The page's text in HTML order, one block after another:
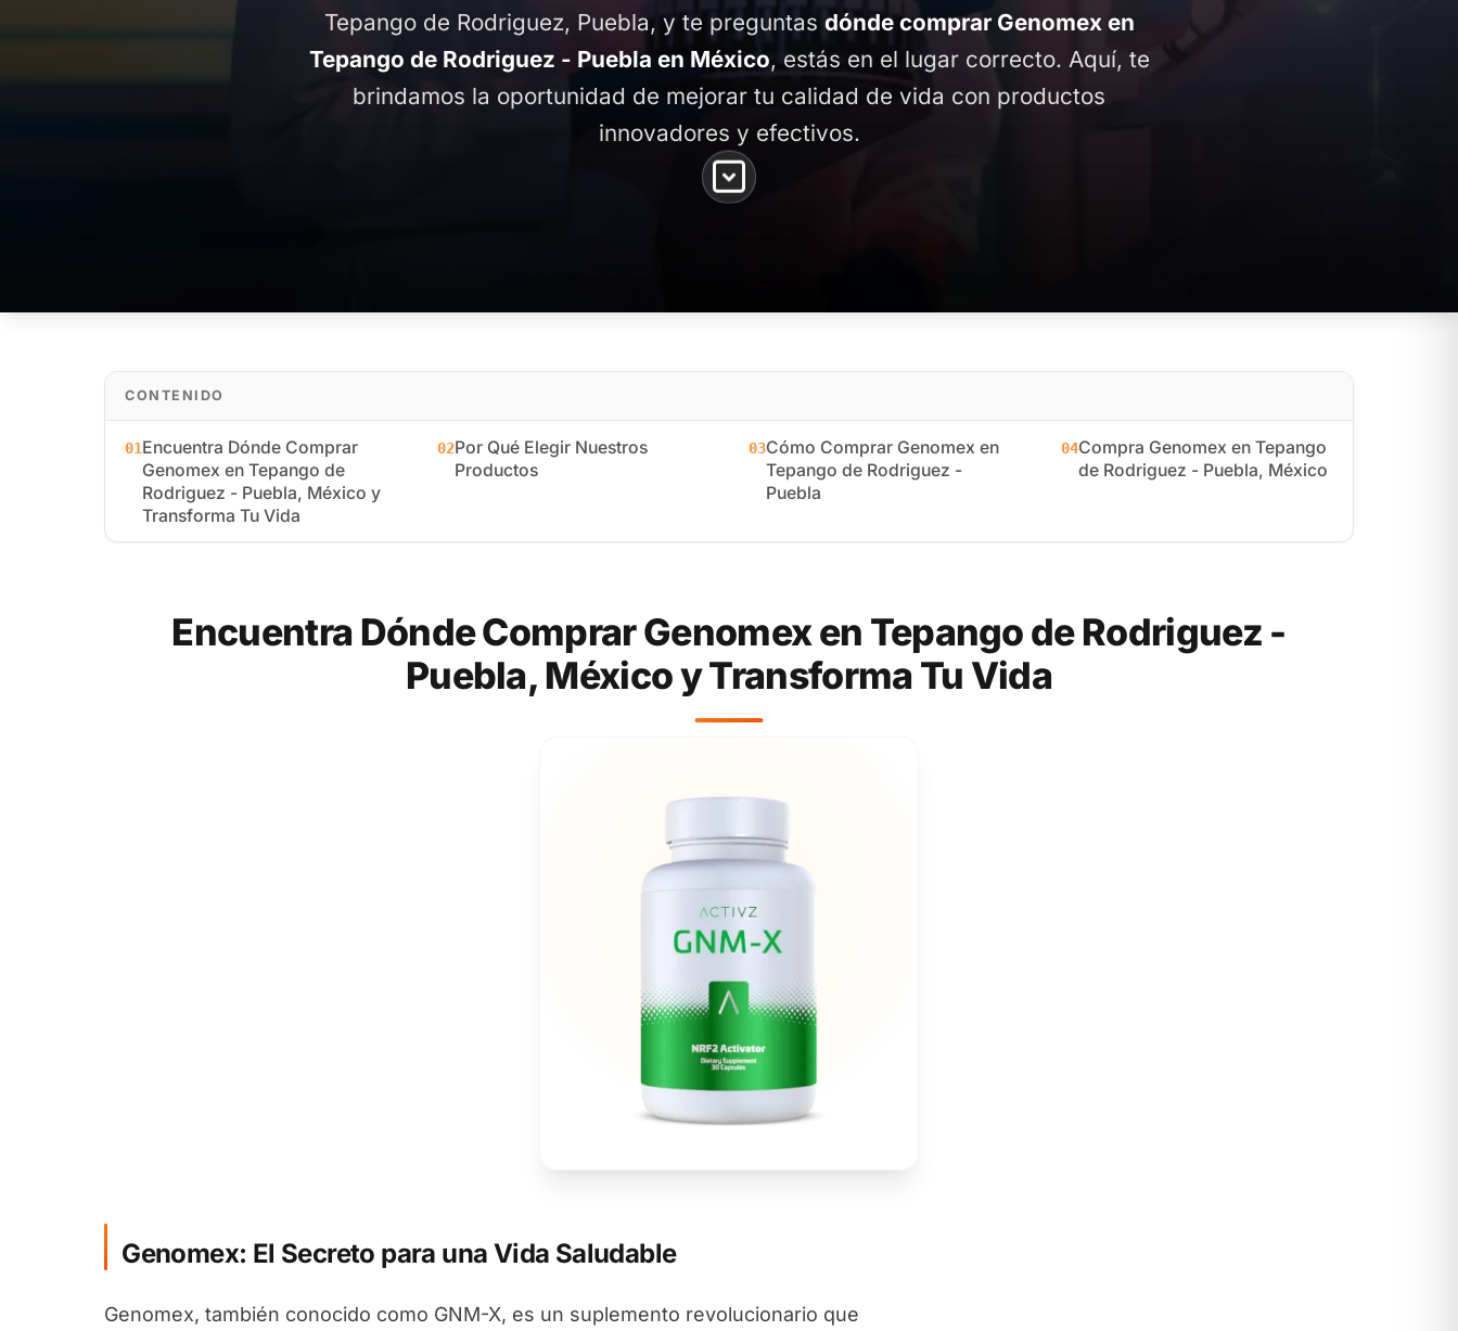
Tepango de Rodriguez, Puebla, y te preguntas dónde comprar Genomex en
Tepango de Rodriguez - Puebla en México, estás en el lugar correcto. Aquí, te
brindamos la oportunidad de mejorar tu calidad de vida con productos
innovadores y efectivos.
CONTENIDO
01Encuentra Dónde Comprar
Genomex en Tepango de
Rodriguez - Puebla, México y
Transforma Tu Vida
02Por Qué Elegir Nuestros
Productos
03Cómo Comprar Genomex en
Tepango de Rodriguez -
Puebla
04Compra Genomex en Tepango
de Rodriguez - Puebla, México
Encuentra Dónde Comprar Genomex en Tepango de Rodriguez -
Puebla, México y Transforma Tu Vida
Genomex: El Secreto para una Vida Saludable
Genomex, también conocido como GNM-X, es un suplemento revolucionario que